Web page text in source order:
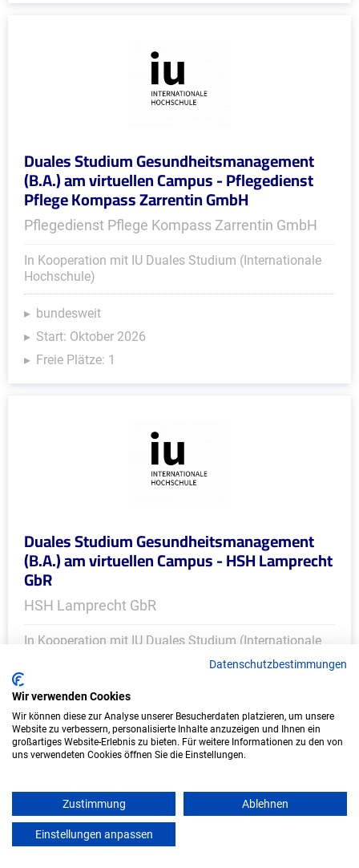
Duales Studium Gesundheitsmanagement
(B.A.) am virtuellen Campus - Pflegedienst
Pflege Kompass Zarrentin GmbH
Pflegedienst Pflege Kompass Zarrentin GmbH
In Kooperation mit IU Duales Studium (Internationale
Hochschule)
bundesweit
Start: Oktober 2026
Freie Plätze: 1
Duales Studium Gesundheitsmanagement
(B.A.) am virtuellen Campus - HSH Lamprecht
GbR
HSH Lamprecht GbR
In Kooperation mit IU Duales Studium (Internationale
bundesweit
Start: Oktober 2026
Freie Plätze: 1
Weitere Ausbildungsplätze
Datenschutzbestimmungen
Wir verwenden Cookies
Wir können diese zur Analyse unserer Besucherdaten platzieren, um unsere
Website zu verbessern, personalisierte Inhalte anzuzeigen und Ihnen ein
großartiges Website-Erlebnis zu bieten. Für weitere Informationen zu den von
uns verwendeten Cookies öffnen Sie die Einstellungen.
Zustimmung Ablehnen
Einstellungen anpassen